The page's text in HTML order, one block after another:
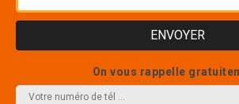
On vous rappelle